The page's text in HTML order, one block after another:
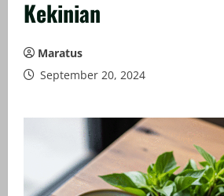
Kekinian
Maratus
September 20, 2024